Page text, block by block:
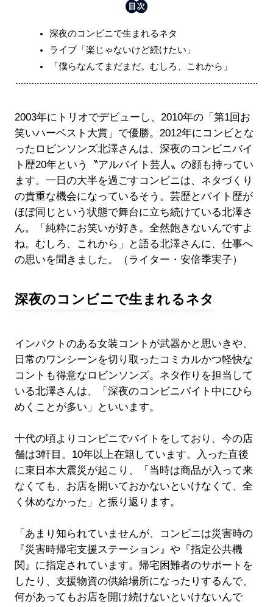
深夜のコンビニで生まれるネタ
ライブ「楽じゃないけど続けたい」
「僕らなんてまだまだ。むしろ、これから」
2003年にトリオでデビューし、2010年の「第1回お
笑いハーベスト大賞」で優勝。2012年にコンビとな
ったロビンソンズ北澤さんは、深夜のコンビニバイ
ト歴20年という〝アルバイト芸人〟の顔も持ってい
ます。一日の大半を過ごすコンビニは、ネタづくり
の貴重な機会になっているそう。芸歴とバイト歴が
ほぼ同じという状態で舞台に立ち続けている北澤さ
ん。「純粋にお笑いが好き。全然飽きないんですよ
ね。むしろ、これから」と語る北澤さんに、仕事へ
の思いを聞きました。（ライター・安倍季実子）
深夜のコンビニで生まれるネタ
インパクトのある女装コントが武器かと思いきや、
日常のワンシーンを切り取ったコミカルかつ軽快な
コントも得意なロビンソンズ。ネタ作りを担当して
いる北澤さんは、「深夜のコンビニバイト中にひら
めくことが多い」といいます。
十代の頃よりコンビニでバイトをしており、今の店
舗は3軒目。10年以上在籍しています。入った直後
に東日本大震災が起こり、「当時は商品が入って来
なくても、お店を開いておかないといけなくて、全
く休めなかった」と振り返ります。
「あまり知られていませんが、コンビニは災害時の
『災害時帰宅支援ステーション』や『指定公共機
関』に指定されています。帰宅困難者のサポートを
したり、支援物資の供給場所になったりするんで、
何があってもお店を開け続けないといけないんで